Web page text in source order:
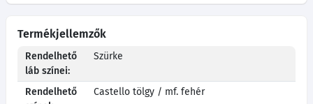
Termékjellemzők
Rendelhető
láb színei:
Szürke
Rendelhető
Castello tölgy / mf. fehér